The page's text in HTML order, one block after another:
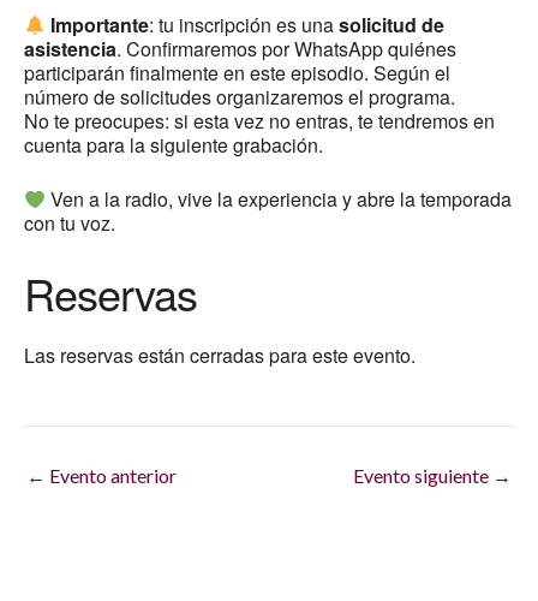
Importante: tu inscripción es unasolicitud de
asistencia. Confirmaremos por WhatsApp quiénes
participarán finalmente en este episodio. Según el
número de solicitudes organizaremos el programa.
No te preocupes: si esta vez no entras, te tendremos en
cuenta para la siguiente grabación.
Ven a la radio, vive la experiencia y abre la temporada
con tu voz.
Reservas
Las reservas están cerradas para este evento.
← Evento anterior Evento siguiente →